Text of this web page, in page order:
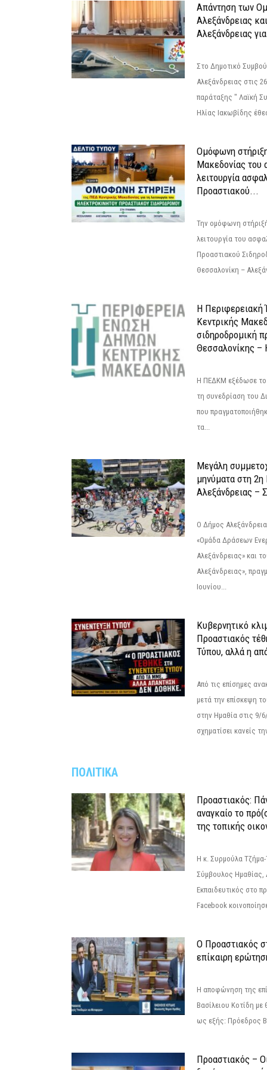
Απάντηση των
Αλεξάνδρειας
Αλεξάνδρειας
Στο Δημοτικό
Αλεξάνδρειας στις
παράταξης " Λαϊκή
Ηλίας Ιακωβίδης
Ομόφωνη
Μακεδονίας του
λειτουργία
Προαστιακού...
Την ομόφωνη
λειτουργία του
Προαστιακού
Θεσσαλονίκη –
Η
Κεντρικής
σιδηροδρομική
Θεσσαλονίκης –
Η ΠΕΔΚΜ εξέδωσε το
τη συνεδρίαση του
που
τα...
Μεγάλη
μηνύματα στη
Αλεξάνδρειας –
Ο Δήμος
«Ομάδα Δράσεων
Αλεξάνδρειας» και
Αλεξάνδρειας»,
Ιουνίου...
Κυβερνητικό
Προαστιακός
Τύπου, αλλά η
Από τις επίσημες
μετά την επίσκεψη
στην Ημαθία στις 9/
σχηματίσει κανείς
ΠΟΛΙΤΙΚΑ
Προαστιακός:
αναγκαίο το
της τοπικής
Η κ. Συρμούλα
Σύμβουλος Ημαθίας,
Εκπαιδευτικός στο
Facebook
Ο Προαστιακός
επίκαιρη
Η αποφώνηση της
Βασίλειου Κοτίδη με
ως εξής: Πρόεδρος
Προαστιακός –